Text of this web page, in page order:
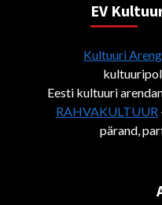
EV
Kultuuri
Eesti kultuuri
RAHVAKULTUUR
pärand,